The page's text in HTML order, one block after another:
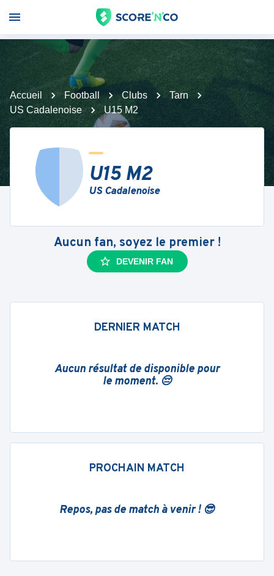
Accueil Football Clubs
Tarn
US Cadalenoise
U15 M2
U15 M2
US Cadalenoise
Aucun fan, soyez le premier !
DEVENIR FAN
DERNIER MATCH
Aucun résultat de disponible pour
le moment. 😔
PROCHAIN MATCH
Repos, pas de match à venir ! 😎